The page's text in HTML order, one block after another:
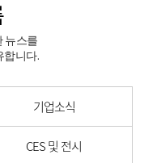
뉴스를
합니다.
기업소식
CES 및 전시